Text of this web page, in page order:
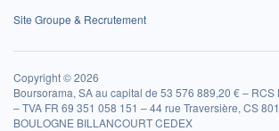
Site Groupe & Recrutement
Copyright © 2026
Boursorama, SA au capital de 53 576 889,20 € – RCS
– TVA FR 69 351 058 151 – 44 rue Traversière, CS
BOULOGNE BILLANCOURT CEDEX